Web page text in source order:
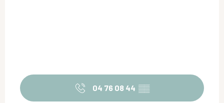
04 76 08 44 ▒▒